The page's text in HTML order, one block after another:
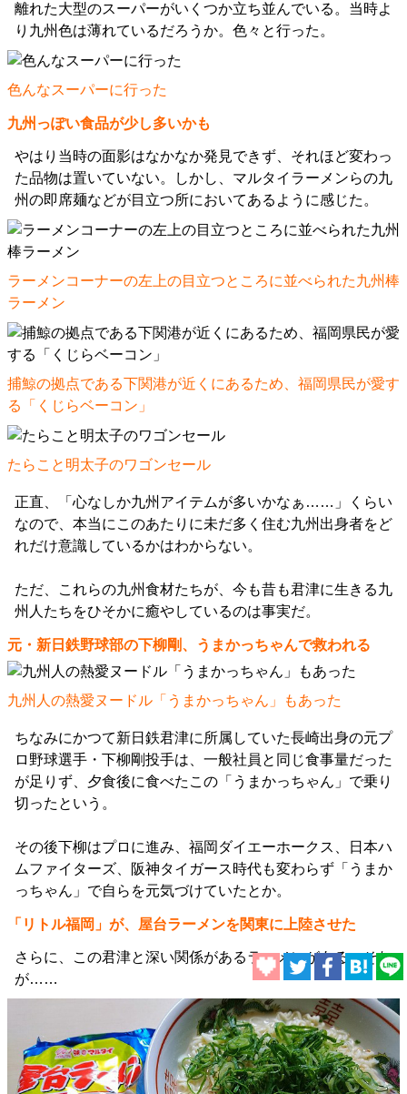
離れた大型のスーパーがいくつか立ち並んでいる。当時よ
り九州色は薄れているだろうか。色々と行った。
色んなスーパーに行った
九州っぽい食品が少し多いかも
やはり当時の面影はなかなか発見できず、それほど変わっ
た品物は置いていない。しかし、マルタイラーメンらの九
州の即席麺などが目立つ所においてあるように感じた。
ラーメンコーナーの左上の目立つところに並べられた九州棒
ラーメン
捕鯨の拠点である下関港が近くにあるため、福岡県民が愛す
る「くじらベーコン」
たらこと明太子のワゴンセール
正直、「心なしか九州アイテムが多いかなぁ……」くらい
なので、本当にこのあたりに未だ多く住む九州出身者をど
れだけ意識しているかはわからない。
ただ、これらの九州食材たちが、今も昔も君津に生きる九
州人たちをひそかに癒やしているのは事実だ。
元・新日鉄野球部の下柳剛、うまかっちゃんで救われる
九州人の熱愛ヌードル「うまかっちゃん」もあった
ちなみにかつて新日鉄君津に所属していた長崎出身の元プ
ロ野球選手・下柳剛投手は、一般社員と同じ食事量だった
が足りず、夕食後に食べたこの「うまかっちゃん」で乗り
切ったという。
その後下柳はプロに進み、福岡ダイエーホークス、日本ハ
ムファイターズ、阪神タイガース時代も変わらず「うまか
っちゃん」で自らを元気づけていたとか。
「リトル福岡」が、屋台ラーメンを関東に上陸させた
さらに、この君津と深い関係があるラーメンがある。それ
が……